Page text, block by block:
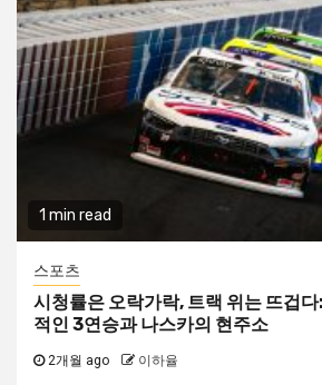
1 min read
스포츠
시청률은 오락가락, 트랙 위는 뜨겁
적인 3연승과 나스카의 현주소
2개월 ago 이하율